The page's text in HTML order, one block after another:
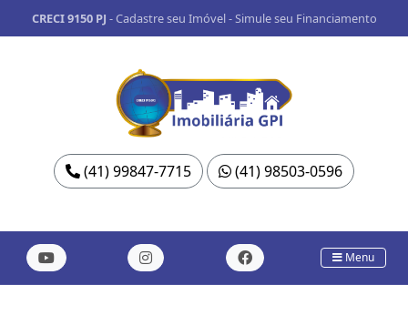
CRECI 9150 PJ -Cadastre seu Imóvel-Simule seu Financiamento
(41) 99847-7715 (41) 98503-0596
Menu